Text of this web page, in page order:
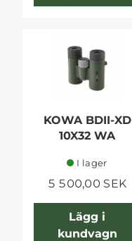
KOWA BDII-XD
10X32 WA
I lager
5 500,00 SEK
Lägg i
kundvagn